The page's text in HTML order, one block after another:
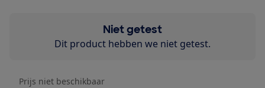
Niet getest
Dit product hebben we niet getest.
Prijs niet beschikbaar